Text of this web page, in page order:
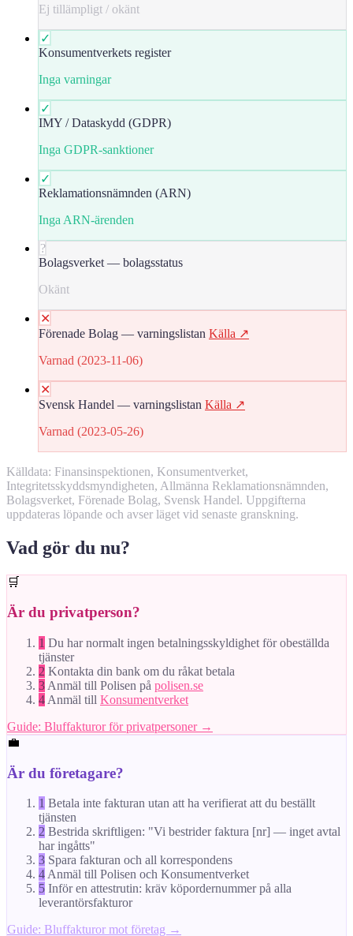
Ej tillämpligt / okänt
✓
Konsumentverkets register
Inga varningar
✓
IMY / Dataskydd (GDPR)
Inga GDPR-sanktioner
✓
Reklamationsnämnden (ARN)
Inga ARN-ärenden
?
Bolagsverket — bolagsstatus
Okänt
✕
Förenade Bolag — varningslistan Källa ↗
Varnad (2023-11-06)
✕
Svensk Handel — varningslistan Källa ↗
Varnad (2023-05-26)
Källdata: Finansinspektionen, Konsumentverket,
Integritetsskyddsmyndigheten, Allmänna Reklamationsnämnden,
Bolagsverket, Förenade Bolag, Svensk Handel. Uppgifterna
uppdateras löpande och avser läget vid senaste granskning.
Vad gör du nu?
🛒
Är du privatperson?
1 Du har normalt ingen betalningsskyldighet för obeställda
tjänster
2 Kontakta din bank om du råkat betala
3 Anmäl till Polisen på polisen.se
4 Anmäl till Konsumentverket
Guide: Bluffakturor för privatpersoner →
💼
Är du företagare?
1 Betala inte fakturan utan att ha verifierat att du beställt
tjänsten
2 Bestrida skriftligen: "Vi bestrider faktura [nr] — inget avtal
har ingåtts"
3 Spara fakturan och all korrespondens
4 Anmäl till Polisen och Konsumentverket
5 Inför en attestrutin: kräv köpordernummer på alla
leverantörsfakturor
Guide: Bluffakturor mot företag →